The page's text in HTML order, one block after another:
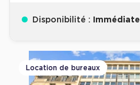
Disponibilité : Immédiate
Location de bureaux